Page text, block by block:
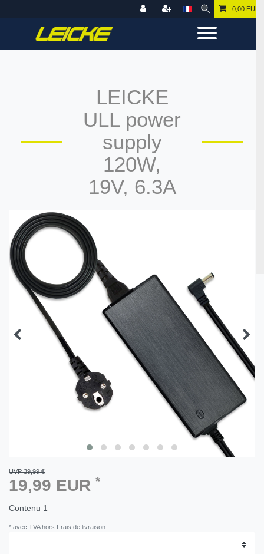
0,00 EUR
LEICKE
ULL power
supply
120W,
19V, 6.3A
UVP 39,99 €
19,99 EUR *
Contenu 1
* avec TVA hors Frais de livraison